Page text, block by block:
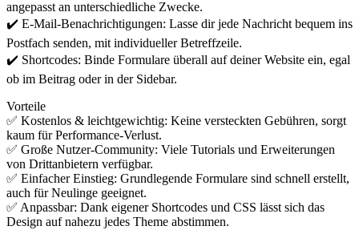
angepasst an unterschiedliche Zwecke.
✔️ E-Mail-Benachrichtigungen: Lasse dir jede Nachricht bequem ins
Postfach senden, mit individueller Betreffzeile.
✔️ Shortcodes: Binde Formulare überall auf deiner Website ein, egal
ob im Beitrag oder in der Sidebar.
Vorteile
✅ Kostenlos & leichtgewichtig: Keine versteckten Gebühren, sorgt
kaum für Performance-Verlust.
✅ Große Nutzer-Community: Viele Tutorials und Erweiterungen
von Drittanbietern verfügbar.
✅ Einfacher Einstieg: Grundlegende Formulare sind schnell erstellt,
auch für Neulinge geeignet.
✅ Anpassbar: Dank eigener Shortcodes und CSS lässt sich das
Design auf nahezu jedes Theme abstimmen.